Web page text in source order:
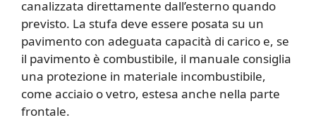
canalizzata direttamente dall’esterno quando
previsto. La stufa deve essere posata su un
pavimento con adeguata capacità di carico e, se
il pavimento è combustibile, il manuale consiglia
una protezione in materiale incombustibile,
come acciaio o vetro, estesa anche nella parte
frontale.